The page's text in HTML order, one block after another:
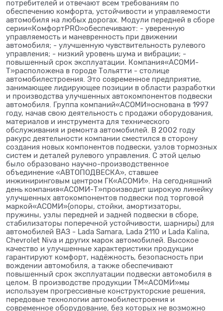
потребителей и отвечают всем требованиям по
обеспечению комфорта, устойчивости и управляемости
автомобиля на любых дорогах. Модули передней в сборе
серии«КомфортPRO»обеспечивают: - уверенную
управляемость и маневренность при движении
автомобиля; - улучшенную чувствительность рулевого
управления; - низкий уровень шума и вибрации; -
повышенный срок эксплуатации. Компания«АСОМИ-
Т»расположена в городе Тольятти - столице
автомобилестроения. Это современное предприятие,
занимающее лидирующее позиции в области разработки
и производства улучшенных автокомпонентов подвески
автомобиля. Группа компаний«АСОМИ»основана в 1997
году, начав свою деятельность с продажи оборудования,
материалов и инструмента для технического
обслуживания и ремонта автомобилей. В 2002 году
ракурс деятельности компании сместился в сторону
создания новых компонентов подвески, узлов тормозных
систем и деталей рулевого управления. С этой целью
было образовано научно-производственное
объединение «АВТОПОДВЕСКА», ставшее
инжиниринговым центром ГК«АСОМИ». На сегодняшний
день компания«АСОМИ-Т»производит широкую линейку
улучшенных автокомпонентов подвески под торговой
маркой«АСОМИ»(опоры, стойки, амортизаторы,
пружины, узлы передней и задней подвески в сборе,
стабилизаторы поперечной устойчивости, шарниры) для
автомобилей ВАЗ - Lada Samara, Lada 2110 и Lada Kalina,
Chevrolet Niva и других марок автомобилей. Высокое
качество и улучшенные характеристики продукции
гарантируют комфорт, надёжность, безопасность при
вождении автомобиля, а также обеспечивают
повышенный срок эксплуатации подвески автомобиля в
целом. В производстве продукции ТМ«АСОМИ»мы
используем прогрессивные конструкторские решения,
передовые технологии автомобилестроения и
современное оборудование, без которых не возможно